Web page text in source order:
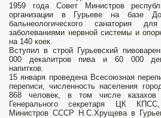
1959 года Совет Министров
организации в Гурьеве на базе
бальнеологического санатория
заболеваниями нервной системы и
на 140 коек.
Вступил в строй Гурьевский
000 декалитров пива и 60 000
напитков.
15 января проведена Всесоюзная
переписи, численность населения
868 человек, в том числе
Генерального секретаря ЦК
Министров СССР Н.С.Хрущева в